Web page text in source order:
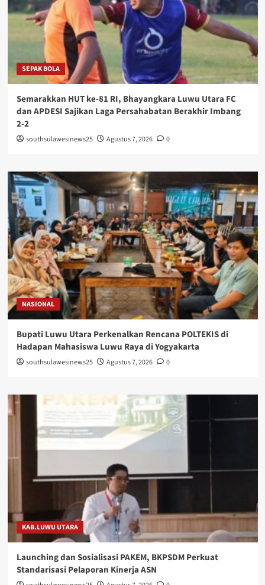
SEPAK BOLA
Semarakkan HUT ke-81 RI, Bhayangkara Luwu Utara FC
dan APDESI Sajikan Laga Persahabatan Berakhir Imbang
2-2
southsulawesinews25 Agustus 7, 2026 0
NASIONAL
Bupati Luwu Utara Perkenalkan Rencana POLTEKIS di
Hadapan Mahasiswa Luwu Raya di Yogyakarta
southsulawesinews25 Agustus 7, 2026 0
KAB.LUWU UTARA
Launching dan Sosialisasi PAKEM, BKPSDM Perkuat
Standarisasi Pelaporan Kinerja ASN